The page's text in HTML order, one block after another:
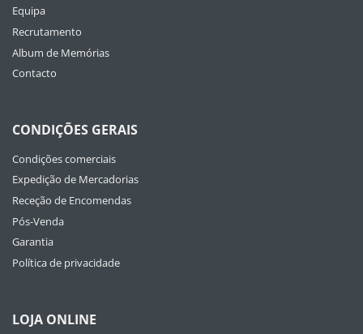
Equipa
Recrutamento
Album de Memórias
Contacto
CONDIÇÕES GERAIS
Condições comerciais
Expedição de Mercadorias
Receção de Encomendas
Pós-Venda
Garantia
Política de privacidade
LOJA ONLINE